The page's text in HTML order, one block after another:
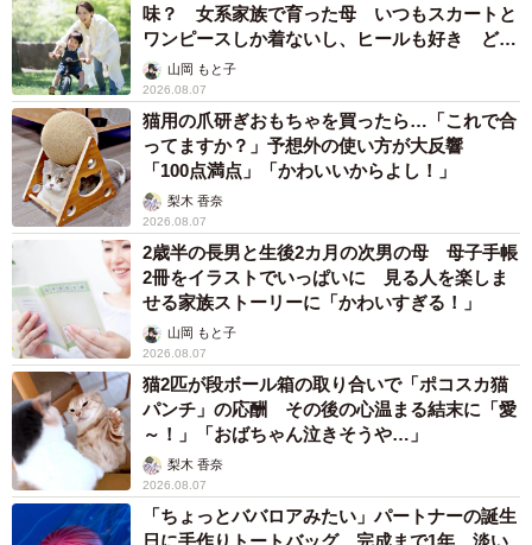
味？ 女系家族で育った母 いつもスカートと
ワンピースしか着ないし、ヒールも好き どの
へんが…
山岡 もと子
2026.08.07
猫用の爪研ぎおもちゃを買ったら…「これで合
ってますか？」予想外の使い方が大反響
「100点満点」「かわいいからよし！」
梨木 香奈
2026.08.07
2歳半の長男と生後2カ月の次男の母 母子手帳
2冊をイラストでいっぱいに 見る人を楽しま
せる家族ストーリーに「かわいすぎる！」
山岡 もと子
2026.08.07
猫2匹が段ボール箱の取り合いで「ポコスカ猫
パンチ」の応酬 その後の心温まる結末に「愛
～！」「おばちゃん泣きそうや…」
梨木 香奈
2026.08.07
「ちょっとババロアみたい」パートナーの誕生
日に手作りトートバッグ 完成まで1年 淡い